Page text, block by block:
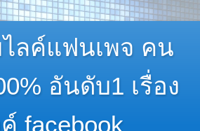
ไลค์แฟนเพจ คน
อันดับ1 เรื่อง
facebook